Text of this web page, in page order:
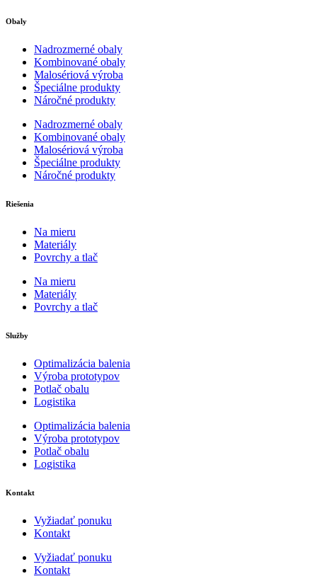
Obaly
Nadrozmerné obaly
Kombinované obaly
Malosériová výroba
Špeciálne produkty
Náročné produkty
Nadrozmerné obaly
Kombinované obaly
Malosériová výroba
Špeciálne produkty
Náročné produkty
Riešenia
Na mieru
Materiály
Povrchy a tlač
Na mieru
Materiály
Povrchy a tlač
Služby
Optimalizácia balenia
Výroba prototypov
Potlač obalu
Logistika
Optimalizácia balenia
Výroba prototypov
Potlač obalu
Logistika
Kontakt
Vyžiadať ponuku
Kontakt
Vyžiadať ponuku
Kontakt